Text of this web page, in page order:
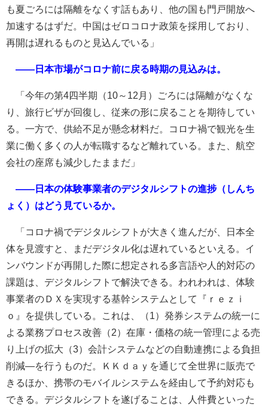
も夏ごろには隔離をなくす話もあり、他の国も門戸開放へ
加速するはずだ。中国はゼロコロナ政策を採用しており、
再開は遅れるものと見込んでいる」
――日本市場がコロナ前に戻る時期の見込みは。
「今年の第4四半期（10～12月）ごろには隔離がなくな
り、旅行ビザが回復し、従来の形に戻ることを期待してい
る。一方で、供給不足が懸念材料だ。コロナ禍で観光を生
業に働く多くの人が転職するなど離れている。また、航空
会社の座席も減少したままだ」
――日本の体験事業者のデジタルシフトの進捗（しんち
ょく）はどう見ているか。
「コロナ禍でデジタルシフトが大きく進んだが、日本全
体を見渡すと、まだデジタル化は遅れているといえる。イ
ンバウンドが再開した際に想定される多言語や人的対応の
課題は、デジタルシフトで解決できる。われわれは、体験
事業者のＤＸを実現する基幹システムとして『ｒｅｚｉ
ｏ』を提供している。これは、（1）発券システムの統一に
よる業務プロセス改善（2）在庫・価格の統一管理による売
り上げの拡大（3）会計システムなどの自動連携による負担
削減―を行うものだ。ＫＫｄａｙを通じて全世界に販売で
きるほか、携帯のモバイルシステムを経由して予約対応も
できる。デジタルシフトを遂げることは、人件費といった